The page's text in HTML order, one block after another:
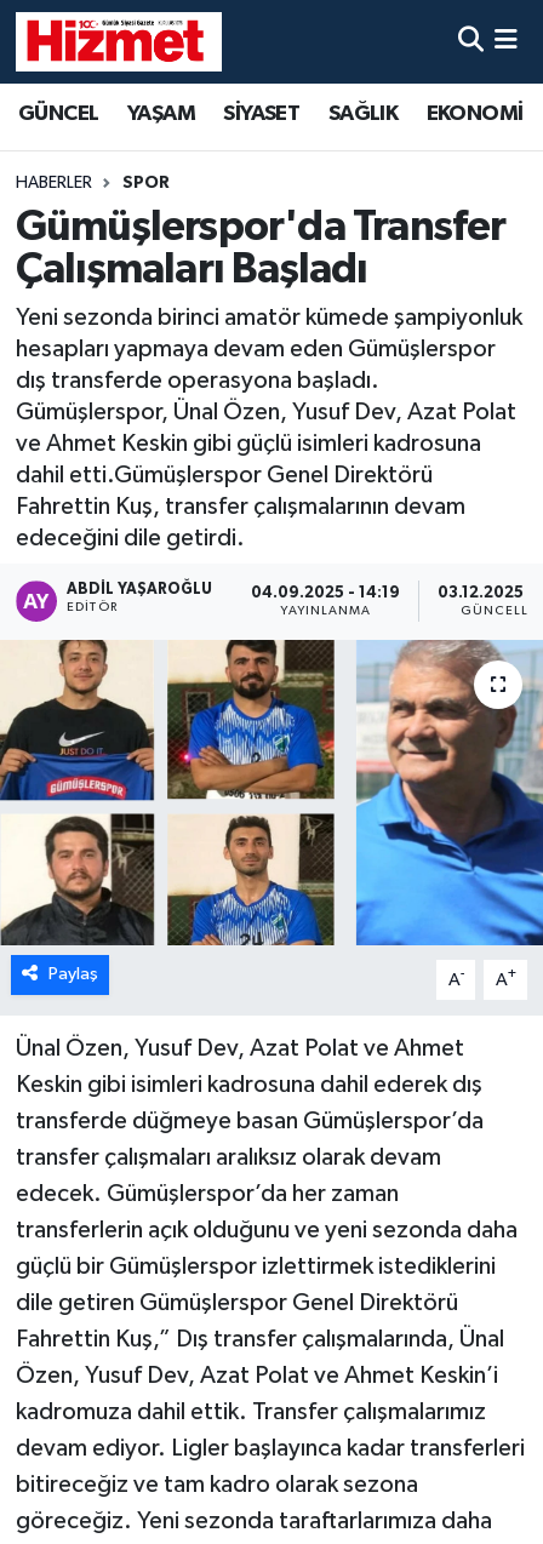
GÜNCEL YAŞAM SİYASET SAĞLIK EKONOMİ
HABERLER SPOR
Gümüşlerspor'da Transfer
Çalışmaları Başladı
Yeni sezonda birinci amatör kümede şampiyonluk
hesapları yapmaya devam eden Gümüşlerspor
dış transferde operasyona başladı.
Gümüşlerspor, Ünal Özen, Yusuf Dev, Azat Polat
ve Ahmet Keskin gibi güçlü isimleri kadrosuna
dahil etti.Gümüşlerspor Genel Direktörü
Fahrettin Kuş, transfer çalışmalarının devam
edeceğini dile getirdi.
ABDIL YAŞAROĞLU
EDITÖR
04.09.2025 - 14:19
YAYINLANMA
03.12.2025 -
Paylaş A- A+
Ünal Özen, Yusuf Dev, Azat Polat ve Ahmet
Keskin gibi isimleri kadrosuna dahil ederek dış
transferde düğmeye basan Gümüşlerspor’da
transfer çalışmaları aralıksız olarak devam
edecek. Gümüşlerspor’da her zaman
transferlerin açık olduğunu ve yeni sezonda daha
güçlü bir Gümüşlerspor izlettirmek istediklerini
dile getiren Gümüşlerspor Genel Direktörü
Fahrettin Kuş,” Dış transfer çalışmalarında, Ünal
Özen, Yusuf Dev, Azat Polat ve Ahmet Keskin’i
kadromuza dahil ettik. Transfer çalışmalarımız
devam ediyor. Ligler başlayınca kadar transferleri
bitireceğiz ve tam kadro olarak sezona
göreceğiz. Yeni sezonda taraftarlarımıza daha
YAŞAM
SİYASET
SAĞLIK
EKONOMİ
KÜLTÜR SANAT
SPOR
MAGAZİN
ÖZEL HABER
DTO
RESMİ REKLAM
Denizli Hava Durumu
Denizli Trafik Yoğunluk Haritası
Süper Lig Puan Durumu ve Fikstür
Tüm Manşetler
Son Dakika Haberleri
Haber Arşivi